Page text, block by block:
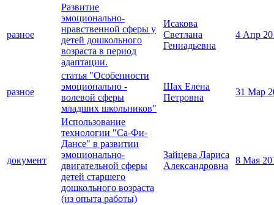
разное
Развитие
эмоционально-
нравственной сферы у
детей дошкольного
возраста в период
адаптации.
Исакова
Светлана
Геннадьевна
4 Апр
разное
статья "Особенности
эмоционально -
волевой сферы
младших школьников"
Шах Елена
Петровна
31 Мар
документ
Использование
технологии "Са-Фи-
Дансе" в развитии
эмоционально-
двигательной сферы
детей старшего
дошкольного возраста
(из опыта работы)
Зайцева Лариса
Александровна
8 Мая